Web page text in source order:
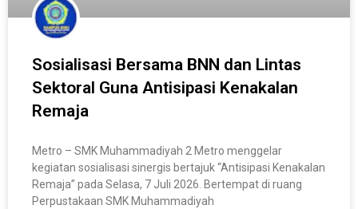
Sosialisasi Bersama BNN dan Lintas
Sektoral Guna Antisipasi Kenakalan
Remaja
Metro – SMK Muhammadiyah 2 Metro menggelar
kegiatan sosialisasi sinergis bertajuk “Antisipasi Kenakalan
Remaja” pada Selasa, 7 Juli 2026. Bertempat di ruang
Perpustakaan SMK Muhammadiyah